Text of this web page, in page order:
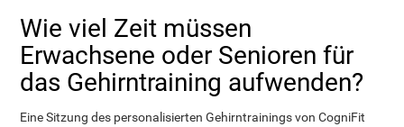
Wie viel Zeit müssen
Erwachsene oder Senioren für
das Gehirntraining aufwenden?
Eine Sitzung des personalisierten Gehirntrainings von CogniFit